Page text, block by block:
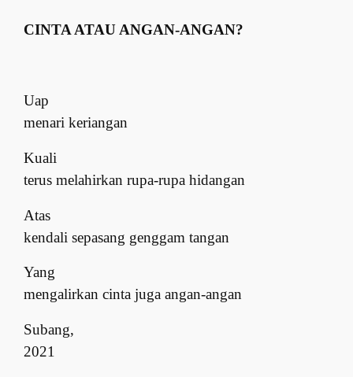
CINTA ATAU ANGAN-ANGAN?
Uap
menari keriangan
Kuali
terus melahirkan rupa-rupa hidangan
Atas
kendali sepasang genggam tangan
Yang
mengalirkan cinta juga angan-angan
Subang,
2021